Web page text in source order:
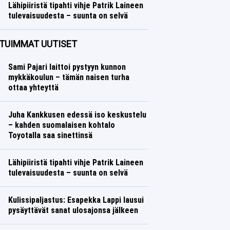
Lähipiiristä tipahti vihje Patrik Laineen
tulevaisuudesta – suunta on selvä
UUTISET
Sami Pajari laittoi pystyyn kunnon
mykkäkoulun – tämän naisen turha
ottaa yhteyttä
Juha Kankkusen edessä iso keskustelu
– kahden suomalaisen kohtalo
Toyotalla saa sinettinsä
Lähipiiristä tipahti vihje Patrik Laineen
tulevaisuudesta – suunta on selvä
Kulissipaljastus: Esapekka Lappi lausui
pysäyttävät sanat ulosajonsa jälkeen